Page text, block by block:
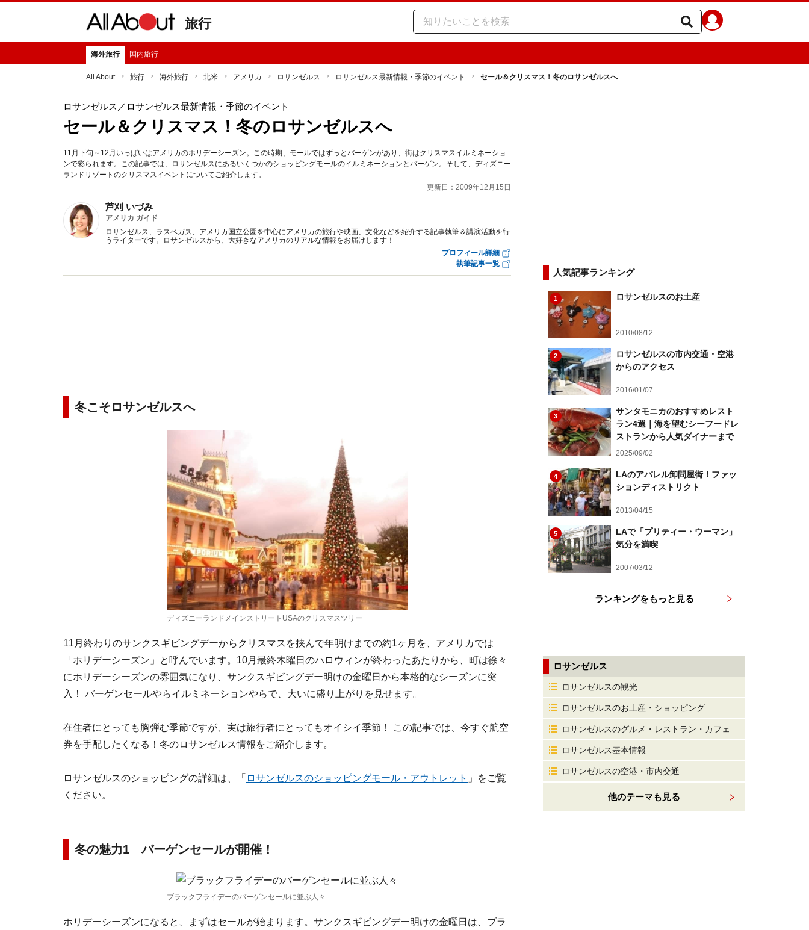
旅行
海外旅行 国内旅行
All About 旅行 海外旅行 北米 アメリカ ロサンゼルス ロサンゼルス最新情報・季節のイベント セール＆クリスマス！冬のロサンゼルスへ
ロサンゼルス ／ロサンゼルス最新情報・季節のイベント
セール＆クリスマス！冬のロサンゼルスへ
11月下旬～12月いっぱいはアメリカのホリデーシーズン。この時期、モールではずっとバーゲンがあり、街はクリスマスイルミネーショ
ンで彩られます。この記事では、ロサンゼルスにあるいくつかのショッピングモールのイルミネーションとバーゲン。そして、ディズニー
ランドリゾートのクリスマスイベントについてご紹介します。
更新日：2009年12月15日
芦刈 いづみ
アメリカ ガイド
ロサンゼルス、ラスベガス、アメリカ国立公園を中心にアメリカの旅行や映画、文化などを紹介する記事執筆＆講演活動を行
うライターです。ロサンゼルスから、大好きなアメリカのリアルな情報をお届けします！
プロフィール詳細
執筆記事一覧
冬こそロサンゼルスへ
ディズニーランドメインストリートUSAのクリスマスツリー
11月終わりのサンクスギビングデーからクリスマスを挟んで年明けまでの約1ヶ月を、アメリカでは
「ホリデーシーズン」と呼んでいます。10月最終木曜日のハロウィンが終わったあたりから、町は徐々
にホリデーシーズンの雰囲気になり、サンクスギビングデー明けの金曜日から本格的なシーズンに突
入！ バーゲンセールやらイルミネーションやらで、大いに盛り上がりを見せます。
在住者にとっても胸弾む季節ですが、実は旅行者にとってもオイシイ季節！ この記事では、今すぐ航空
券を手配したくなる！冬のロサンゼルス情報をご紹介します。
ロサンゼルスのショッピングの詳細は、「 ロサンゼルスのショッピングモール・アウトレット 」をご覧
ください。
冬の魅力1 バーゲンセールが開催！
ブラックフライデーのバーゲンセールに並ぶ人々
ホリデーシーズンになると、まずはセールが始まります。サンクスギビングデー明けの金曜日は、ブラ
人気記事ランキング
1 ロサンゼルスのお土産
2010/08/12
2
ロサンゼルスの市内交通・空港
からのアクセス
2016/01/07
3
サンタモニカのおすすめレスト
ラン4選｜海を望むシーフードレ
ストランから人気ダイナーまで
2025/09/02
4
LAのアパレル卸問屋街！ファッ
ションディストリクト
2013/04/15
5
LAで「プリティー・ウーマン」
気分を満喫
2007/03/12
ランキングをもっと見る
ロサンゼルス
ロサンゼルスの観光
ロサンゼルスのお土産・ショッピング
ロサンゼルスのグルメ・レストラン・カフェ
ロサンゼルス基本情報
ロサンゼルスの空港・市内交通
他のテーマも見る